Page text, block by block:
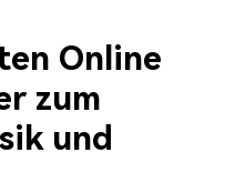
Online
zum
und